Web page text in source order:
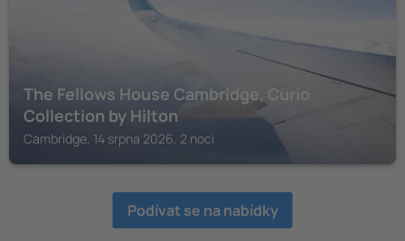
The Fellows House Cambridge, Curio
Collection by Hilton
Cambridge, 14 srpna 2026, 2 noci
Podívat se na nabídky